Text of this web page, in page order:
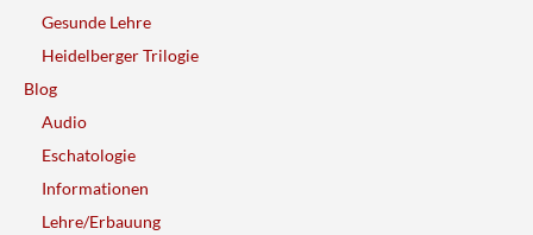
Gesunde Lehre
Heidelberger Trilogie
Blog
Audio
Eschatologie
Informationen
Lehre/Erbauung